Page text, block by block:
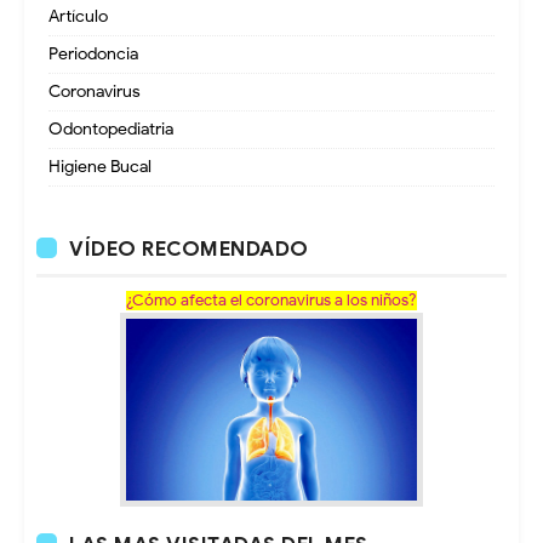
Artículo
Periodoncia
Coronavirus
Odontopediatria
Higiene Bucal
VÍDEO RECOMENDADO
¿Cómo afecta el coronavirus a los niños?